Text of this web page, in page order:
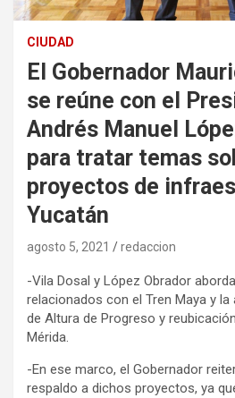
CIUDAD
El Gobernador
se reúne con el
Andrés Manuel
para tratar temas
proyectos de
Yucatán
agosto 5, 2021 redaccion
-Vila Dosal y López Obrador
relacionados con el Tren Maya y
de Altura de Progreso y
Mérida.
-En ese marco, el Gobernador
respaldo a dichos proyectos, ya